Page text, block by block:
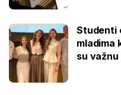
Studenti
mladima
su